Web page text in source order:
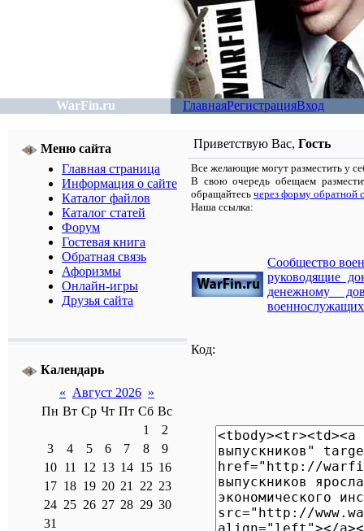
WarFin.ru ГлавнаяРегистрацияВход
Меню сайта
Главная страница
Информация о сайте
Каталог файлов
Каталог статей
Форум
Гостевая книга
Обратная связь
Афоризмы
Онлайн-игры
Друзья сайта
Календарь
« Август 2026 »
Пн Вт Ср Чт Пт Сб Вс
1
2
3
4 5 6 7 8
9
10
11 12 13 14 15 16
17 18 19 20 21 22 23
24 25 26 27 28 29 30
31
Приветствую Вас, Гость
Все желающие могут разместить у
В свою очередь обещаем
обращайтесь через форму обратной
Наша ссылка:
Сообщество
руководящие
денежному
Код: